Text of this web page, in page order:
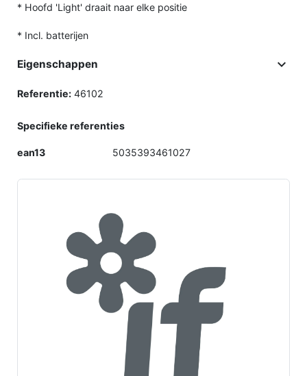
* Hoofd 'Light' draait naar elke positie
* Incl. batterijen
Eigenschappen 
Referentie: 46102
Specifieke referenties
ean13 5035393461027